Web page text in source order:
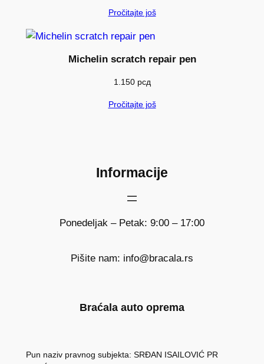
Pročitajte još
Michelin scratch repair pen
1.150 рсд
Pročitajte još
Informacije
Ponedeljak – Petak: 9:00 – 17:00
Pišite nam: info@bracala.rs
Braćala auto oprema
Pun naziv pravnog subjekta: SRĐAN ISAILOVIĆ PR